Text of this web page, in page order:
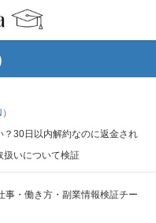
30日以内解約なのに返金され
扱いについて検証
事・働き方・副業情報検証チー